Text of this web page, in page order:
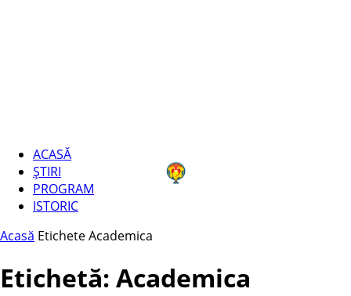
ACASĂ
ȘTIRI
PROGRAM
ISTORIC
Acasă EticheteAcademica
Etichetă: Academica